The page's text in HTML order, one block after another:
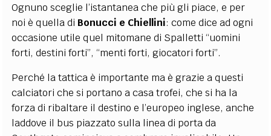
Ognuno sceglie l’istantanea che più gli piace, e per
noi è quella di Bonucci e Chiellini: come dice ad ogni
occasione utile quel mitomane di Spalletti “uomini
forti, destini forti”, “menti forti, giocatori forti”.
Perché la tattica è importante ma è grazie a questi
calciatori che si portano a casa trofei, che si ha la
forza di ribaltare il destino e l’europeo inglese, anche
laddove il bus piazzato sulla linea di porta da